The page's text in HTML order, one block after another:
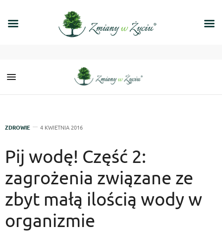
ZDROWIE 4 KWIETNIA 2016
Pij wodę! Część 2:
zagrożenia związane ze
zbyt małą ilością wody w
organizmie